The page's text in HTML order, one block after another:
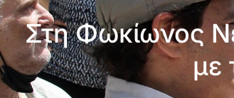
Στη Φωκίωνος
με